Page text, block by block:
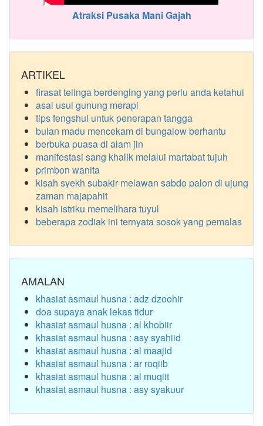
Atraksi Pusaka Mani Gajah
ARTIKEL
firasat telinga berdenging yang perlu anda ketahui
asal usul gunung merapi
tips fengshui untuk penerapan tangga
bulan madu mencekam di bungalow berhantu
berbuka puasa di alam jin
manifestasi sang khalik melalui martabat tujuh
primbon wanita
kisah syekh subakir melawan sabdo palon di ujung
zaman majapahit
kisah istriku memelihara tuyul
beberapa zodiak ini ternyata sosok yang pemalas
AMALAN
khasiat asmaul husna : adz dzoohir
doa supaya anak lekas tidur
khasiat asmaul husna : al khobiir
khasiat asmaul husna : asy syahiid
khasiat asmaul husna : al maajid
khasiat asmaul husna : ar roqiib
khasiat asmaul husna : al muqiit
khasiat asmaul husna : asy syakuur